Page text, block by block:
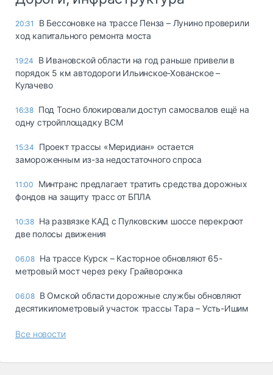
20:31
В Бессоновке на трассе Пенза – Лунино проверили
ход капитального ремонта моста
19:24
В Ивановской области на год раньше привели в
порядок 5 км автодороги Ильинское-Хованское –
Кулачево
16:38 Под Тосно блокировали доступ самосвалов ещё на
одну стройплощадку ВСМ
15:34
Проект трассы «Меридиан» остается
замороженным из-за недостаточного спроса
11:00
Минтранс предлагает тратить средства дорожных
фондов на защиту трасс от БПЛА
10:38 На развязке КАД с Пулковским шоссе перекроют
две полосы движения
06.08 На трассе Курск – Касторное обновляют 65-
метровый мост через реку Грайворонка
06.08 В Омской области дорожные службы обновляют
десятикилометровый участок трассы Тара – Усть-Ишим
Все новости